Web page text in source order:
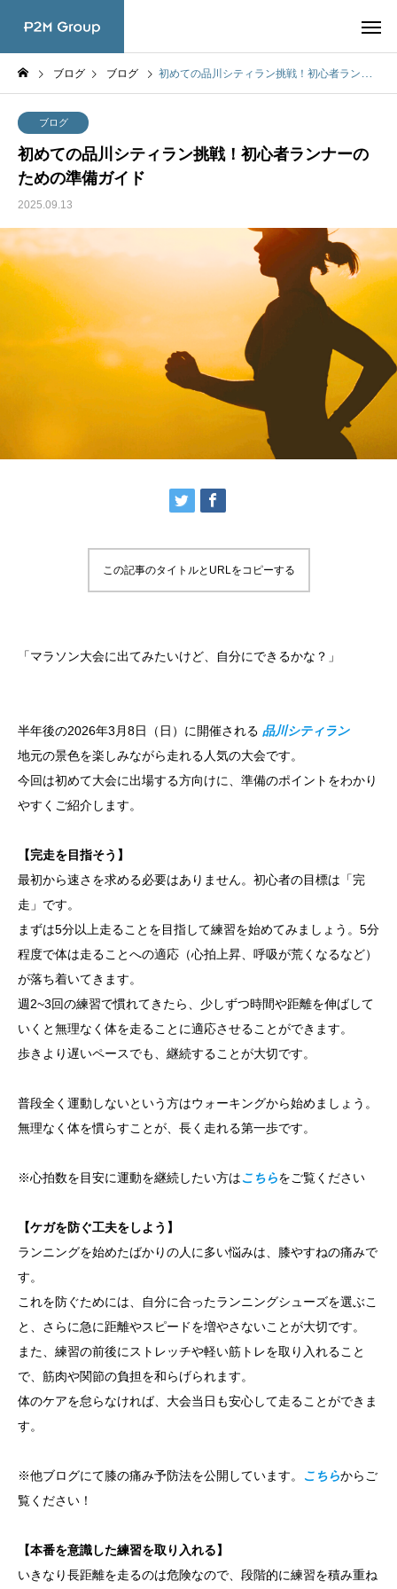
ブログ ブログ 初めての品川シティラン挑戦！初心者ランナーのための準備ガイド
ブログ
初めての品川シティラン挑戦！初心者ランナーの
ための準備ガイド
2025.09.13
この記事のタイトルとURLをコピーする
「マラソン大会に出てみたいけど、自分にできるかな？」
半年後の2026年3月8日（日）に開催される 品川シティラン
地元の景色を楽しみながら走れる人気の大会です。
今回は初めて大会に出場する方向けに、準備のポイントをわかり
やすくご紹介します。
【完走を目指そう】
最初から速さを求める必要はありません。初心者の目標は「完
走」です。
まずは5分以上走ることを目指して練習を始めてみましょう。5分
程度で体は走ることへの適応（心拍上昇、呼吸が荒くなるなど）
が落ち着いてきます。
週2~3回の練習で慣れてきたら、少しずつ時間や距離を伸ばして
いくと無理なく体を走ることに適応させることができます。
歩きより遅いペースでも、継続することが大切です。
普段全く運動しないという方はウォーキングから始めましょう。
無理なく体を慣らすことが、長く走れる第一歩です。
※心拍数を目安に運動を継続したい方はこちらをご覧ください
【ケガを防ぐ工夫をしよう】
ランニングを始めたばかりの人に多い悩みは、膝やすねの痛みで
す。
これを防ぐためには、自分に合ったランニングシューズを選ぶこ
と、さらに急に距離やスピードを増やさないことが大切です。
また、練習の前後にストレッチや軽い筋トレを取り入れること
で、筋肉や関節の負担を和らげられます。
体のケアを怠らなければ、大会当日も安心して走ることができま
す。
※他ブログにて膝の痛み予防法を公開しています。 こちらからご
覧ください！
【本番を意識した練習を取り入れる】
いきなり長距離を走るのは危険なので、段階的に練習を積み重ね